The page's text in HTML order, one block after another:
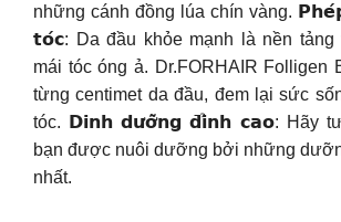
những cánh đồng lúa chín vàng.
𝘁𝗼́𝗰: Da đầu khỏe mạnh là nền tảng
mái tóc óng ả. Dr.FORHAIR Folligen
từng centimet da đầu, đem lại sức
tóc. 𝗗𝗶𝗻𝗵 𝗱𝘂̛𝗼̛̃𝗻𝗴 𝗱̄𝗶̉𝗻𝗵 𝗰𝗮𝗼: Hãy
bạn được nuôi dưỡng bởi những
nhất.